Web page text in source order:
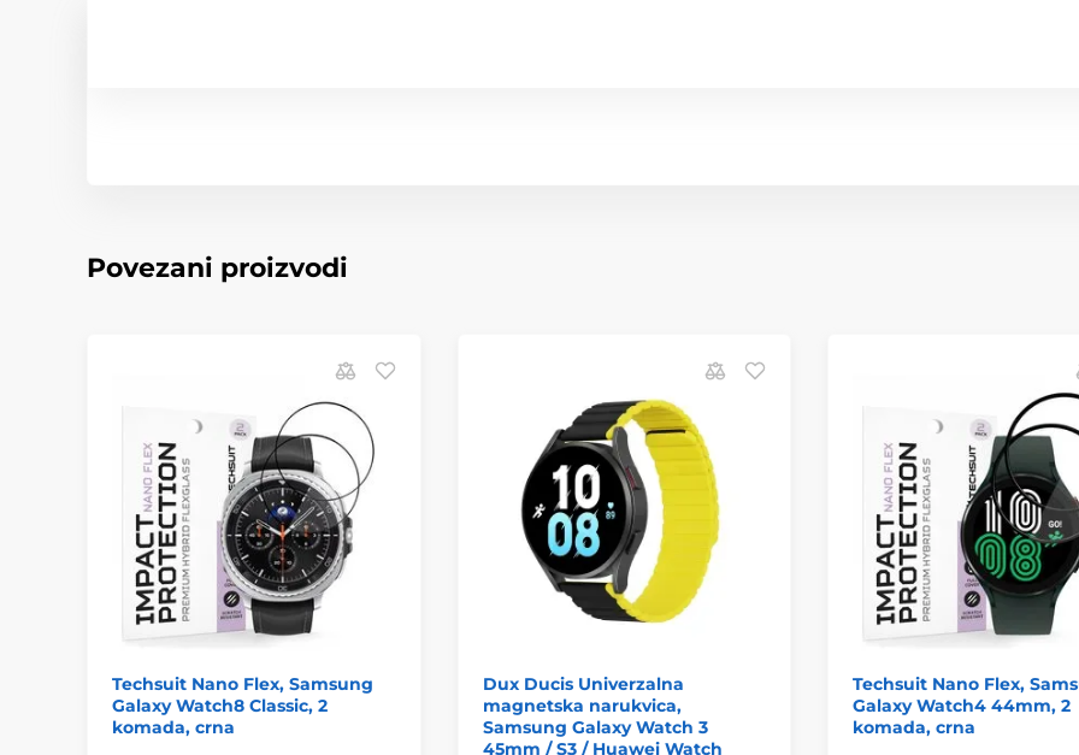
Povezani proizvodi
Techsuit Nano Flex, Samsung
Galaxy Watch8 Classic, 2
komada, crna
Dux Ducis Univerzalna
magnetska narukvica,
Samsung Galaxy Watch 3
45mm / S3 / Huawei Watch
Techsuit Nano Flex,
Galaxy Watch4 44mm, 2
komada, crna